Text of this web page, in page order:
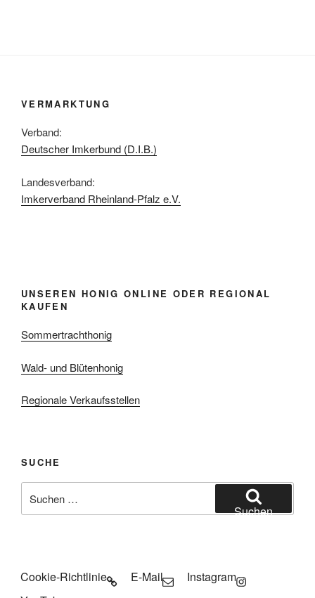
VERMARKTUNG
Verband:
Deutscher Imkerbund (D.I.B.)
Landesverband:
Imkerverband Rheinland-Pfalz e.V.
UNSEREN HONIG ONLINE ODER REGIONAL
KAUFEN
Sommertrachthonig
Wald- und Blütenhonig
Regionale Verkaufsstellen
SUCHE
nach:
Suchen
Cookie-Richtlinie E-Mail
Instagram